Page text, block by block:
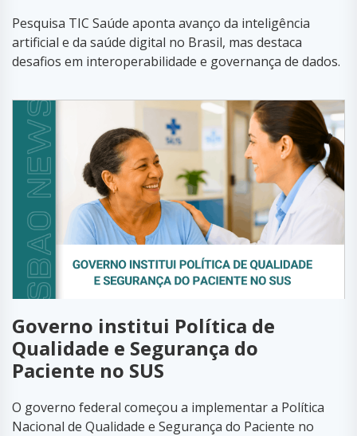
Pesquisa TIC Saúde aponta avanço da inteligência
artificial e da saúde digital no Brasil, mas destaca
desafios em interoperabilidade e governança de dados.
Governo institui Política de
Qualidade e Segurança do
Paciente no SUS
O governo federal começou a implementar a Política
Nacional de Qualidade e Segurança do Paciente no